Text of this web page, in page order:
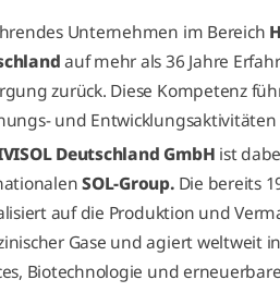
Unternehmen im Bereich
auf mehr als 36 Jahre
zurück. Diese Kompetenz
und
Deutschland GmbH ist
SOL-Group.Die bereits
auf die Produktion und
Gase und agiert weltweit
Biotechnologie und